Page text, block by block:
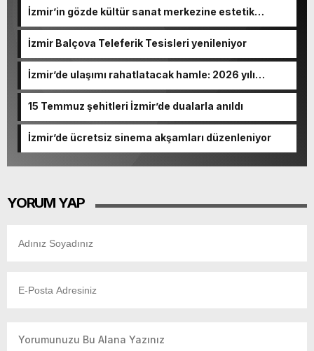
İzmir’in gözde kültür sanat merkezine estetik
İzmir Balçova Teleferik Tesisleri yenileniyor
İzmir’de ulaşımı rahatlatacak hamle: 2026 yılı
15 Temmuz şehitleri İzmir’de dualarla anıldı
İzmir’de ücretsiz sinema akşamları düzenleniyor
YORUM YAP